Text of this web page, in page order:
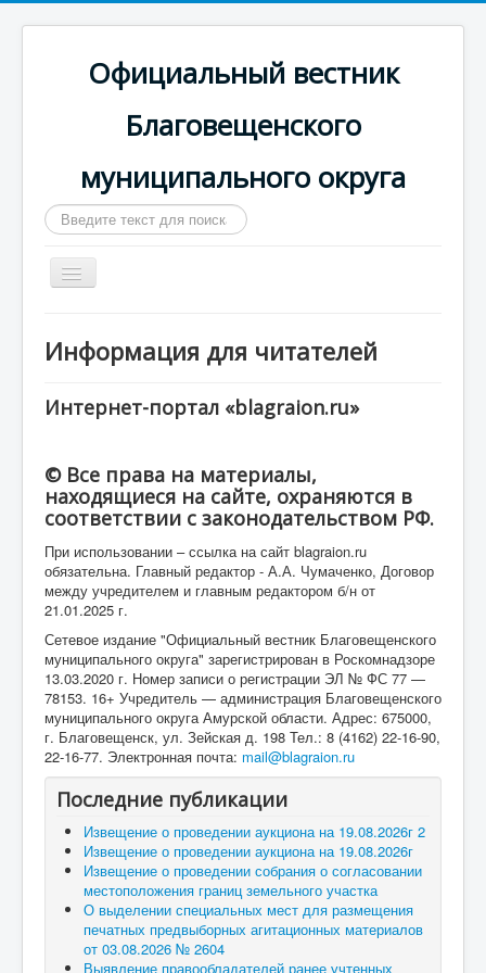
Официальный вестник
Благовещенского
муниципального округа
Искать...
Включить/
выключить
Сайт округа
Календарь выпусков
Информация для читателей
Интернет-портал «blagraion.ru»
© Все права на материалы,
находящиеся на сайте, охраняются в
соответствии с законодательством РФ.
При использовании – ссылка на сайт blagraion.ru
обязательна. Главный редактор - А.А. Чумаченко, Договор
между учредителем и главным редактором б/н от
21.01.2025 г.
Сетевое издание "Официальный вестник Благовещенского
муниципального округа" зарегистрирован в Роскомнадзоре
13.03.2020 г. Номер записи о регистрации ЭЛ № ФС 77 —
78153. 16+ Учредитель — администрация Благовещенского
муниципального округа Амурской области. Адрес: 675000,
г. Благовещенск, ул. Зейская д. 198 Тел.: 8 (4162) 22-16-90,
22-16-77. Электронная почта: mail@blagraion.ru
Последние публикации
Извещение о проведении аукциона на 19.08.2026г 2
Извещение о проведении аукциона на 19.08.2026г
Извещение о проведении собрания о согласовании
местоположения границ земельного участка
О выделении специальных мест для размещения
печатных предвыборных агитационных материалов
от 03.08.2026 № 2604
Выявление правообладателей ранее учтенных